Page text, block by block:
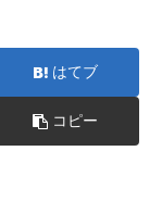
はてブ
コピー